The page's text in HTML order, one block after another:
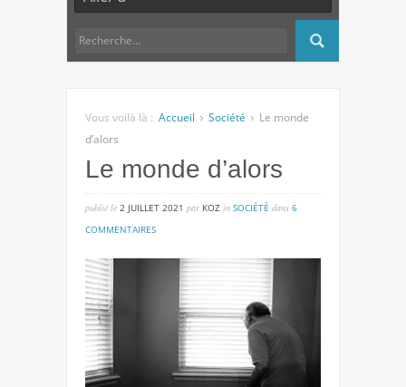
Vous voilà là : Accueil Société
Le monde
d’alors
Le monde d’alors
publié lé 2 JUILLET 2021 par KOZ in SOCIÉTÉ dans 6
COMMENTAIRESsur
d’alors